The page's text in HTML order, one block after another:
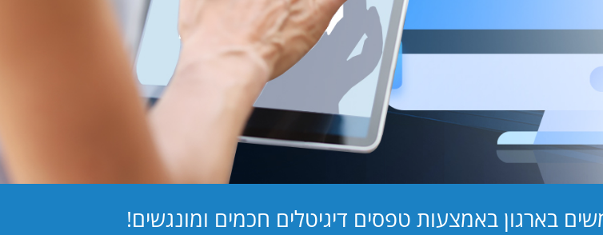
בארגון באמצעות טפסים דיגיטלים חכמים ומונגשים!